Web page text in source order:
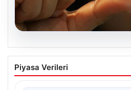
06.08.2026
Altın fiyatları canlı
fiyatları ne oldu, düştü
Piyasa Verileri